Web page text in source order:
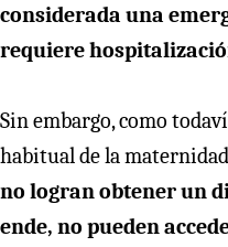
considerada una
requiere
Sin embargo, como
habitual de la
no logran obtener un
ende, no pueden